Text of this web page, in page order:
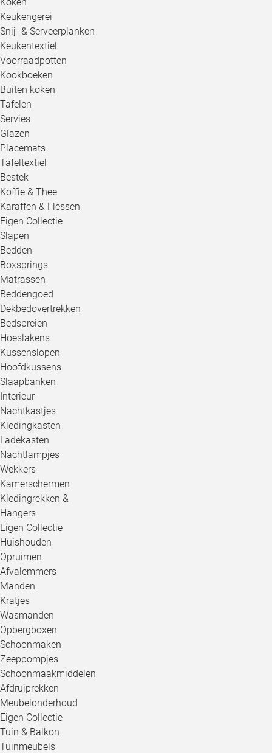
Keukengerei
Snij- & Serveerplanken
Keukentextiel
Voorraadpotten
Kookboeken
Buiten koken
Tafelen
Servies
Glazen
Placemats
Tafeltextiel
Bestek
Koffie & Thee
Karaffen & Flessen
Eigen Collectie
Slapen
Bedden
Boxsprings
Matrassen
Beddengoed
Dekbedovertrekken
Bedspreien
Hoeslakens
Kussenslopen
Hoofdkussens
Slaapbanken
Interieur
Nachtkastjes
Kledingkasten
Ladekasten
Nachtlampjes
Wekkers
Kamerschermen
Kledingrekken &
Hangers
Eigen Collectie
Huishouden
Opruimen
Afvalemmers
Manden
Kratjes
Wasmanden
Opbergboxen
Schoonmaken
Zeeppompjes
Schoonmaakmiddelen
Afdruiprekken
Meubelonderhoud
Eigen Collectie
Tuin & Balkon
Tuinmeubels